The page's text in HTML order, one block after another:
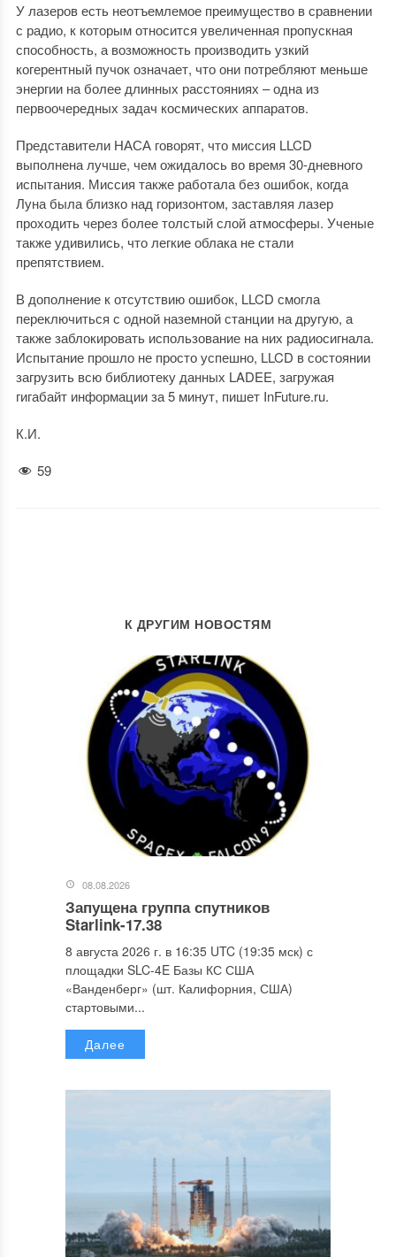
У лазеров есть неотъемлемое преимущество в сравнении
с радио, к которым относится увеличенная пропускная
способность, а возможность производить узкий
когерентный пучок означает, что они потребляют меньше
энергии на более длинных расстояниях – одна из
первоочередных задач космических аппаратов.
Представители НАСА говорят, что миссия LLCD
выполнена лучше, чем ожидалось во время 30-дневного
испытания. Миссия также работала без ошибок, когда
Луна была близко над горизонтом, заставляя лазер
проходить через более толстый слой атмосферы. Ученые
также удивились, что легкие облака не стали
препятствием.
В дополнение к отсутствию ошибок, LLCD смогла
переключиться с одной наземной станции на другую, а
также заблокировать использование на них радиосигнала.
Испытание прошло не просто успешно, LLCD в состоянии
загрузить всю библиотеку данных LADEE, загружая
гигабайт информации за 5 минут, пишет InFuture.ru.
К.И.
59
К ДРУГИМ НОВОСТЯМ
08.08.2026
Запущена группа спутников
Starlink-17.38
8 августа 2026 г. в 16:35 UTC (19:35 мск) с
площадки SLC-4E Базы КС США
«Ванденберг» (шт. Калифорния, США)
стартовыми...
Далее